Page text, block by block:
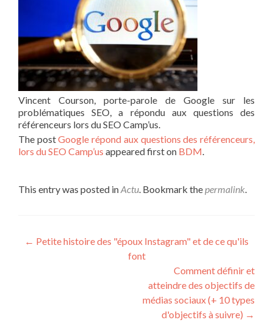
Vincent Courson, porte-parole de Google sur les
problématiques SEO, a répondu aux questions des
référenceurs lors du SEO Camp’us.
The postGoogle répond aux questions des référenceurs,
lors du SEO Camp’us appeared first on BDM.
This entry was posted inActu. Bookmark thepermalink.
Post navigation
← Petite histoire des "époux Instagram" et de ce qu'ils
font
Comment définir et
atteindre des objectifs de
médias sociaux (+ 10 types
d'objectifs à suivre) →